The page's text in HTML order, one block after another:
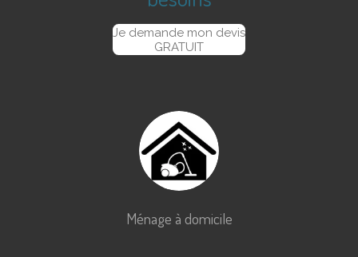
Je demande mon devis
GRATUIT
Ménage à domicile